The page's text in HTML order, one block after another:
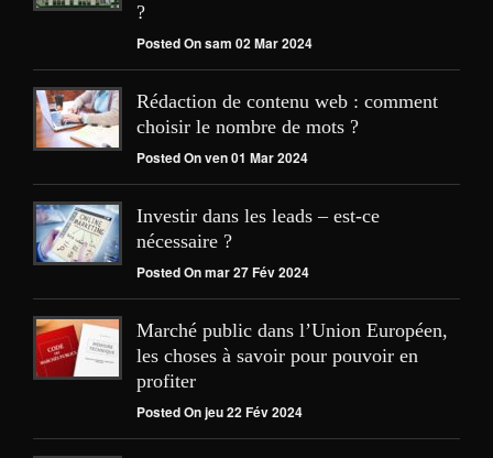
?
Posted On sam 02 Mar 2024
Rédaction de contenu web : comment
choisir le nombre de mots ?
Posted On ven 01 Mar 2024
Investir dans les leads – est-ce
nécessaire ?
Posted On mar 27 Fév 2024
Marché public dans l’Union Européen,
les choses à savoir pour pouvoir en
profiter
Posted On jeu 22 Fév 2024